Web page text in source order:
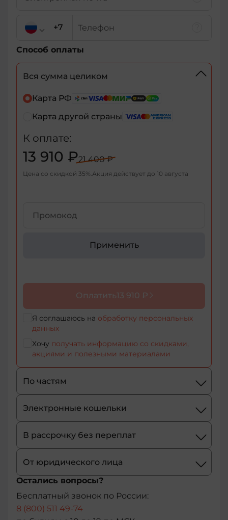
+7
+7
+375
+971
+1-
+355
+1-
+43
+61
+297
+358
Способ оплаты
Вся сумма целиком
Карта РФ
Карта другой страны
К оплате:
13 910 ₽21 400 ₽
Цена со скидкой 35% Акция действует до 10 августа
Применить
Оплатить13 910 ₽
Я соглашаюсь на обработку персональных
данных
Хочу получать информацию со скидками,
акциями и полезными материалами
По частям
Электронные кошельки
В рассрочку без переплат
От юридического лица
Остались вопросы?
Бесплатный звонок по России:
8 (800) 511 49-74